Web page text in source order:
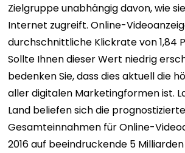
Zielgruppe unabhängig davon, wie
Internet zugreift. Online-
durchschnittliche Klickrate von 1,84
Sollte Ihnen dieser Wert niedrig
bedenken Sie, dass dies aktuell die
aller digitalen Marketingformen ist.
Land beliefen sich die
Gesamteinnahmen für Online-
2016 auf beeindruckende 5